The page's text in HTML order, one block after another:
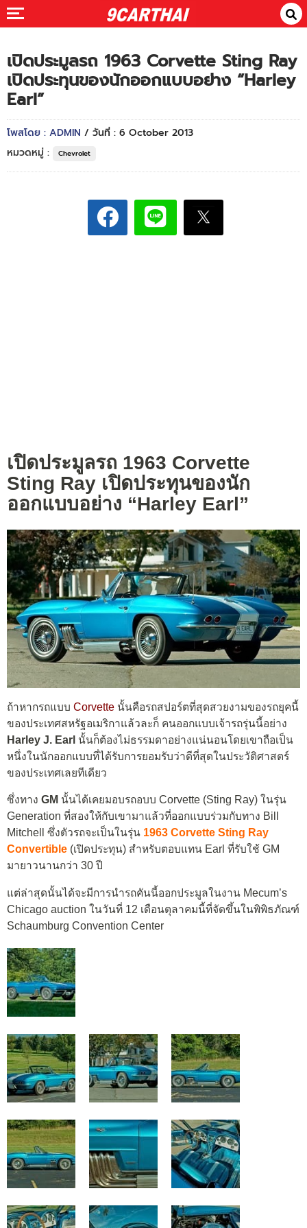
เปิดประมูลรถ 1963 Corvette Sting Ray
เปิดประทุนของนักออกแบบอย่าง “Harley
Earl”
โพสโดย : ADMIN / วันที่ : 6 October 2013
หมวดหมู่ :
Chevrolet
เปิดประมูลรถ 1963 Corvette
Sting Ray เปิดประทุนของนัก
ออกแบบอย่าง “Harley Earl”
ถ้าหากรถแบบ Corvette นั้นคือรถสปอร์ตที่สุดสวยงามของรถยุคนี้
ของประเทศสหรัฐอเมริกาแล้วละก็ คนออกแบบเจ้ารถรุ่นนี้อย่าง
Harley J. Earl นั้นก็ต้องไม่ธรรมดาอย่างแน่นอนโดยเขาถือเป็น
หนึ่งในนักออกแบบที่ได้รับการยอมรับว่าดีที่สุดในประวัติศาสตร์
ของประเทศเลยทีเดียว
ซึ่งทาง GM นั้นได้เคยมอบรถอบบ Corvette (Sting Ray) ในรุ่น
Generation ที่สองให้กับเขามาแล้วที่ออกแบบร่วมกับทาง Bill
Mitchell ซึ่งตัวรถจะเป็นในรุ่น 1963 Corvette Sting Ray
Convertible (เปิดประทุน) สำหรับตอบแทน Earl ที่รับใช้ GM
มายาวนานกว่า 30 ปี
แต่ล่าสุดนั้นได้จะมีการนำรถคันนี้ออกประมูลในงาน Mecum’s
Chicago auction ในวันที่ 12 เดือนตุลาคมนี้ที่จัดขึ้นในพิพิธภัณฑ์
Schaumburg Convention Center